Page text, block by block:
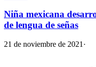
Niña mexicana
de lengua de señas
21 de noviembre de 2021 ·